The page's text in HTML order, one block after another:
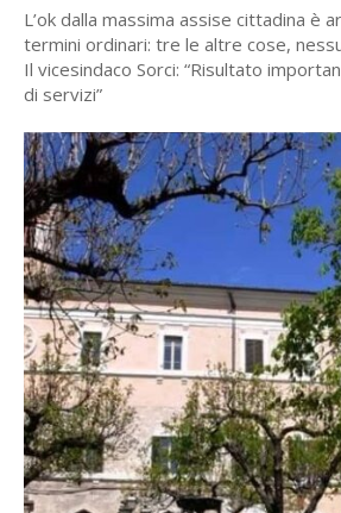
L’ok dalla massima assise cittadina è
termini ordinari: tre le altre cose,
Il vicesindaco Sorci: “Risultato
di servizi”